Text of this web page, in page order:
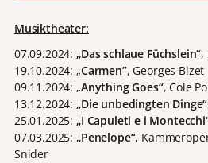
Musiktheater:
07.09.2024: „Das schlaue Füchslein“,
19.10.2024: „Carmen”, Georges Bizet
09.11.2024: „Anything Goes“, Cole
13.12.2024: „Die unbedingten Dinge“
25.01.2025: „I Capuleti e i
07.03.2025: „Penelope“,
Snider